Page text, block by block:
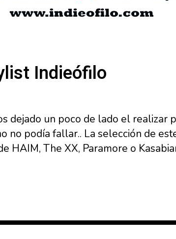
Indieófilo
dejado un poco de lado el realizar
no podía fallar.. La selección de
HAIM, The XX, Paramore o